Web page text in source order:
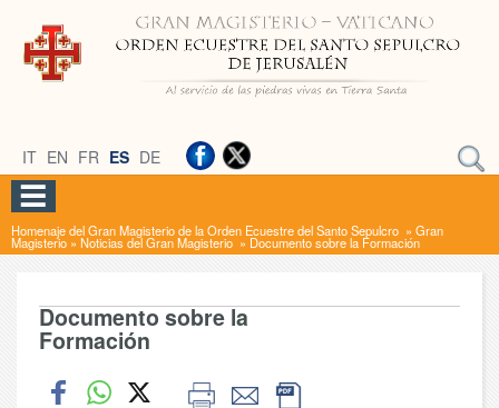
IT EN FR ES DE
Homenaje del Gran Magisterio de la Orden Ecuestre del Santo Sepulcro » Gran
Magisterio » Noticias del Gran Magisterio » Documento sobre la Formación
Documento sobre la
Formación